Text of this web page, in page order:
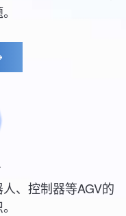
、控制器等AGV的